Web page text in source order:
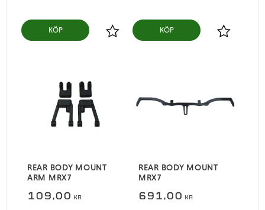
Lägg till i favoriter
KÖP
Lägg till i
KÖP
REAR BODY MOUNT
ARM MRX7
109,00 KR
REAR BODY MOUNT
MRX7
691,00 KR